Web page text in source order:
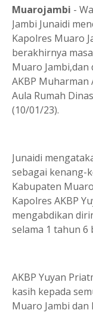
Muarojambi -
Jambi Junaidi
Kapolres Muaro
berakhirnya
Muaro
AKBP Muharman
Aula Rumah
(10/01/23).
Junaidi
sebagai kenang-
Kabupaten
Kapolres AKBP
mengabdikan
selama 1 tahun 6
AKBP Yuyan
kasih kepada
Muaro Jambi